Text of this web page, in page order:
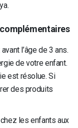
l’âge de 3 ans.
de votre enfant.
est résolue. Si
des produits
les enfants aux